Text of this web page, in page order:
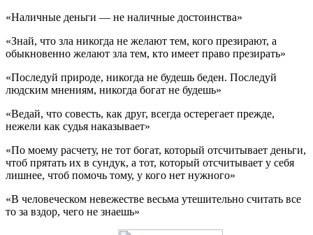
«Наличные деньги — не наличные достоинства»
«Знай, что зла никогда не желают тем, кого презирают, а
обыкновенно желают зла тем, кто имеет право презирать»
«Последуй природе, никогда не будешь беден. Последуй
людским мнениям, никогда богат не будешь»
«Ведай, что совесть, как друг, всегда остерегает прежде,
нежели как судья наказывает»
«По моему расчету, не тот богат, который отсчитывает деньги,
чтоб прятать их в сундук, а тот, который отсчитывает у себя
лишнее, чтоб помочь тому, у кого нет нужного»
«В человеческом невежестве весьма утешительно считать все
то за вздор, чего не знаешь»